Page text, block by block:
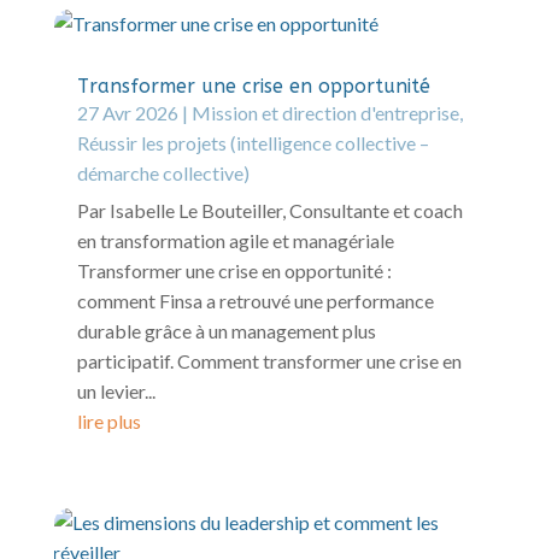
Transformer une crise en opportunité
27 Avr 2026 | Mission et direction d'entreprise,
Réussir les projets (intelligence collective –
démarche collective)
Par Isabelle Le Bouteiller, Consultante et coach
en transformation agile et managériale
Transformer une crise en opportunité :
comment Finsa a retrouvé une performance
durable grâce à un management plus
participatif. Comment transformer une crise en
un levier...
lire plus